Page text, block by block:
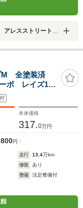
ＩＩ／チェイサー／８６ カスタム専門店
M 全塗装済
ボ レイズ18
ラー 競技用
本体価格
317.0万円
円
走行 13.4万km
修復
あり
整備
法定整備付